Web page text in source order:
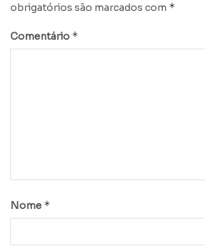
obrigatórios são marcados com *
Comentário *
Nome *